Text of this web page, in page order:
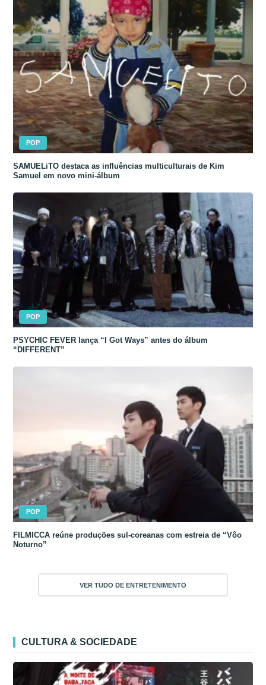
POP
SAMUELiTO destaca as influências multiculturais de Kim
Samuel em novo mini-álbum
POP
PSYCHIC FEVER lança “I Got Ways” antes do álbum
“DIFFERENT”
POP
FILMICCA reúne produções sul-coreanas com estreia de “Vôo
Noturno”
VER TUDO DE ENTRETENIMENTO
CULTURA & SOCIEDADE